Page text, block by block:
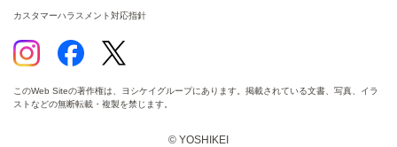
カスタマーハラスメント対応指針
このWeb Siteの著作権は、ヨシケイグループにあります。掲載されている文書、写真、イラ
ストなどの無断転載・複製を禁じます。
© YOSHIKEI